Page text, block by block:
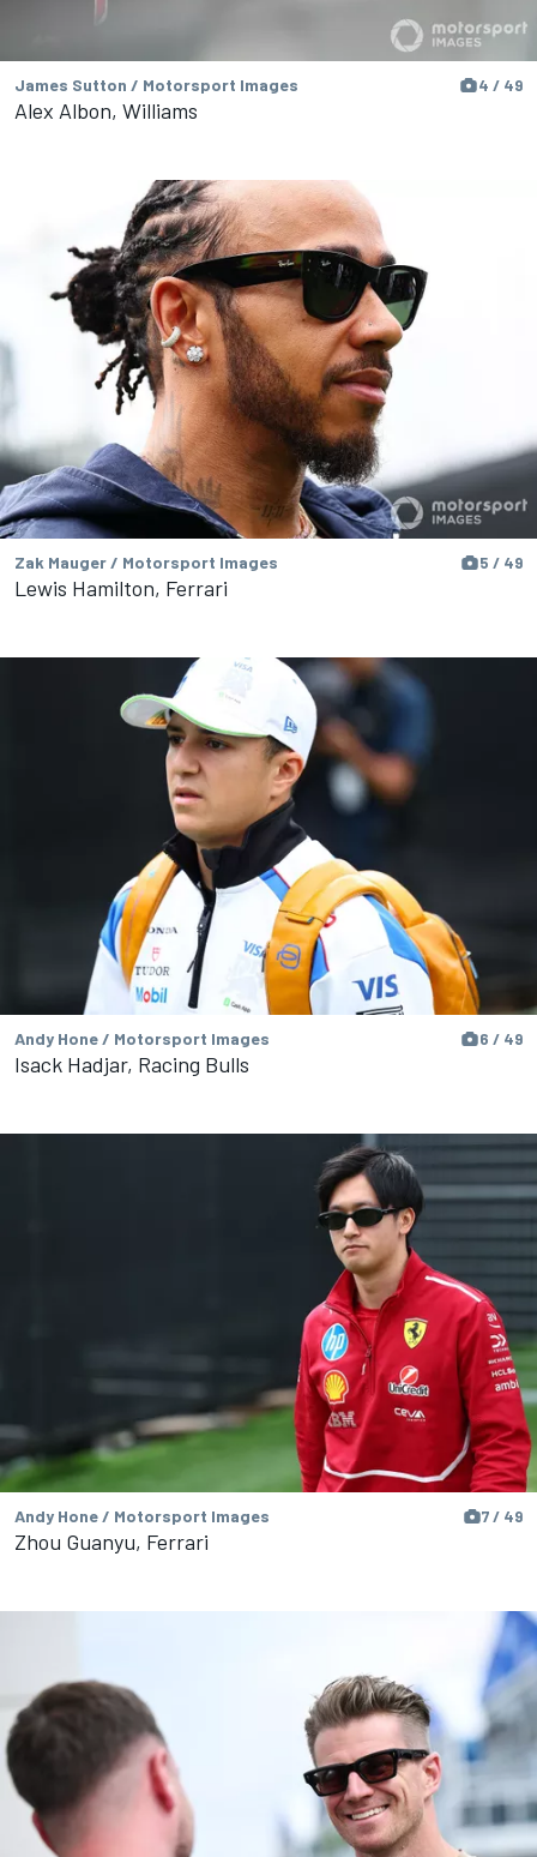
James Sutton / Motorsport Images 4 / 49
Alex Albon, Williams
Zak Mauger / Motorsport Images 5 / 49
Lewis Hamilton, Ferrari
Andy Hone / Motorsport Images 6 / 49
Isack Hadjar, Racing Bulls
Andy Hone / Motorsport Images 7 / 49
Zhou Guanyu, Ferrari